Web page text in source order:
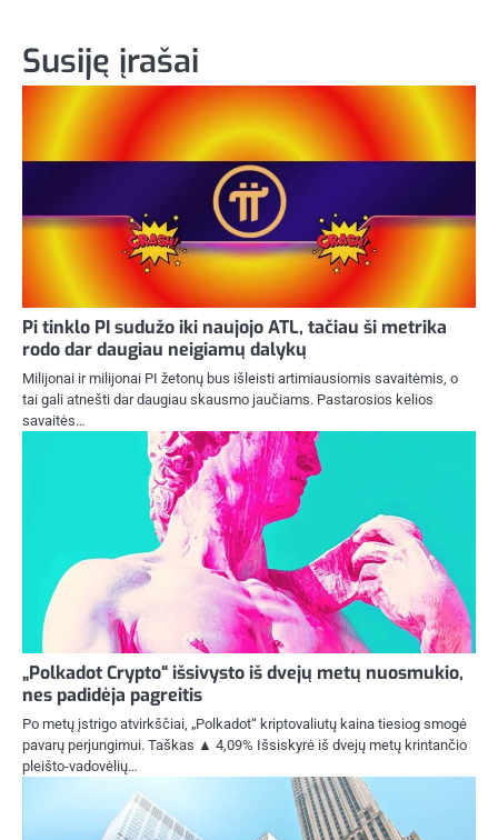
Susiję įrašai
Pi tinklo PI sudužo iki naujojo ATL, tačiau ši metrika
rodo dar daugiau neigiamų dalykų
Milijonai ir milijonai PI žetonų bus išleisti artimiausiomis savaitėmis, o
tai gali atnešti dar daugiau skausmo jaučiams. Pastarosios kelios
savaitės…
„Polkadot Crypto“ išsivysto iš dvejų metų nuosmukio,
nes padidėja pagreitis
Po metų įstrigo atvirkščiai, „Polkadot“ kriptovaliutų kaina tiesiog smogė
pavarų perjungimui. Taškas ▲ 4,09% Išsiskyrė iš dvejų metų krintančio
pleišto-vadovėlių…